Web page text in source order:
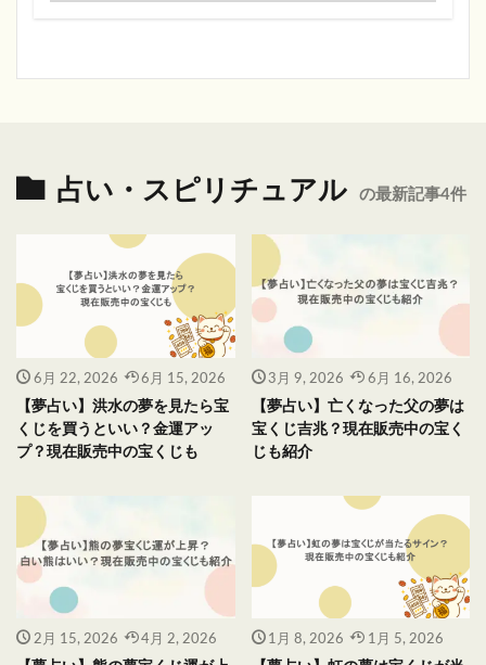
占い・スピリチュアル の最新記事4件
6月 22, 2026 6月 15, 2026
【夢占い】洪水の夢を見たら宝
くじを買うといい？金運アッ
プ？現在販売中の宝くじも
3月 9, 2026 6月 16, 2026
【夢占い】亡くなった父の夢は
宝くじ吉兆？現在販売中の宝く
じも紹介
2月 15, 2026 4月 2, 2026 1月 8, 2026 1月 5, 2026